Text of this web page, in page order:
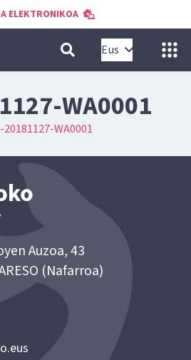
ELEKTRONIKOA
Eus
WA0001
20181127-WA0001
Auzoa, 43
(Nafarroa)